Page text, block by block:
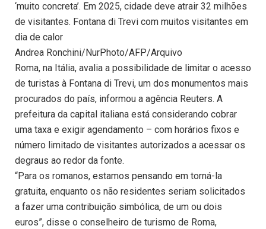
‘muito concreta’. Em 2025, cidade deve atrair 32 milhões
de visitantes. Fontana di Trevi com muitos visitantes em
dia de calor
Andrea Ronchini/NurPhoto/AFP/Arquivo
Roma, na Itália, avalia a possibilidade de limitar o acesso
de turistas à Fontana di Trevi, um dos monumentos mais
procurados do país, informou a agência Reuters. A
prefeitura da capital italiana está considerando cobrar
uma taxa e exigir agendamento – com horários fixos e
número limitado de visitantes autorizados a acessar os
degraus ao redor da fonte.
“Para os romanos, estamos pensando em torná-la
gratuita, enquanto os não residentes seriam solicitados
a fazer uma contribuição simbólica, de um ou dois
euros”, disse o conselheiro de turismo de Roma,